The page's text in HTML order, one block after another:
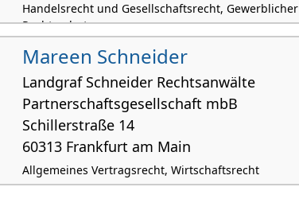
Handelsrecht und Gesellschaftsrecht, Gewerblicher
Rechtsschutz
Mareen Schneider
Landgraf Schneider Rechtsanwälte
Partnerschaftsgesellschaft mbB
Schillerstraße 14
60313 Frankfurt am Main
Allgemeines Vertragsrecht, Wirtschaftsrecht